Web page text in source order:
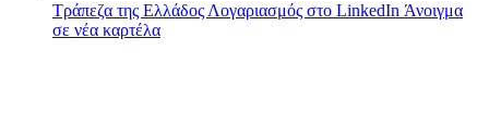
Τράπεζα της Ελλάδος Λογαριασμός στο LinkedIn Άνοιγμα
σε νέα καρτέλα